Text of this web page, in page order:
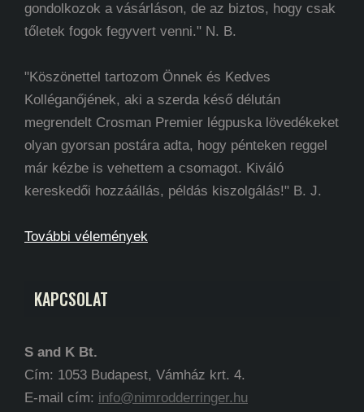
gondolkozok a vásárláson, de az biztos, hogy csak
tőletek fogok fegyvert venni." N. B.
"Köszönettel tartozom Önnek és Kedves
Kolléganőjének, aki a szerda késő délután
megrendelt Crosman Premier légpuska lövedékeket
olyan gyorsan postára adta, hogy pénteken reggel
már kézbe is vehettem a csomagot. Kiváló
kereskedői hozzáállás, példás kiszolgálás!" B. J.
További vélemények
KAPCSOLAT
S and K Bt.
Cím: 1053 Budapest, Vámház krt. 4.
E-mail cím: info@nimrodderringer.hu